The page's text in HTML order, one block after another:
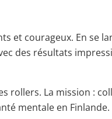
et courageux. En se
des résultats
rollers. La mission :
mentale en Finlande.